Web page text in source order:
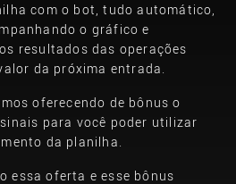
com o bot, tudo automático,
o gráfico e
resultados das operações
da próxima entrada.
oferecendo de bônus o
para você poder utilizar
da planilha.
essa oferta e esse bônus